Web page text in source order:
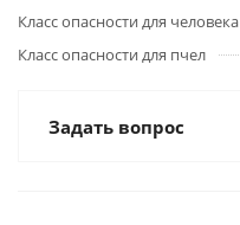
Класс опасности для человека
Класс опасности для пчел
Задать вопрос